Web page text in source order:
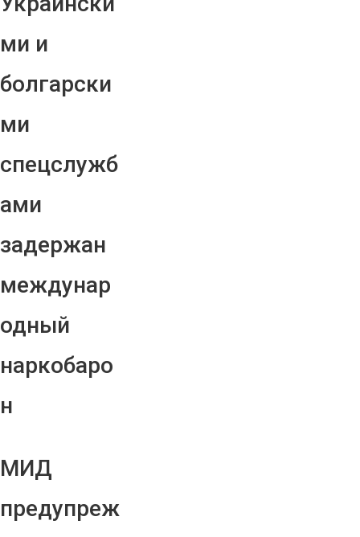
ми и
болгарски
ми
спецслужб
ами
задержан
междунар
одный
наркобаро
н
МИД
предупреж